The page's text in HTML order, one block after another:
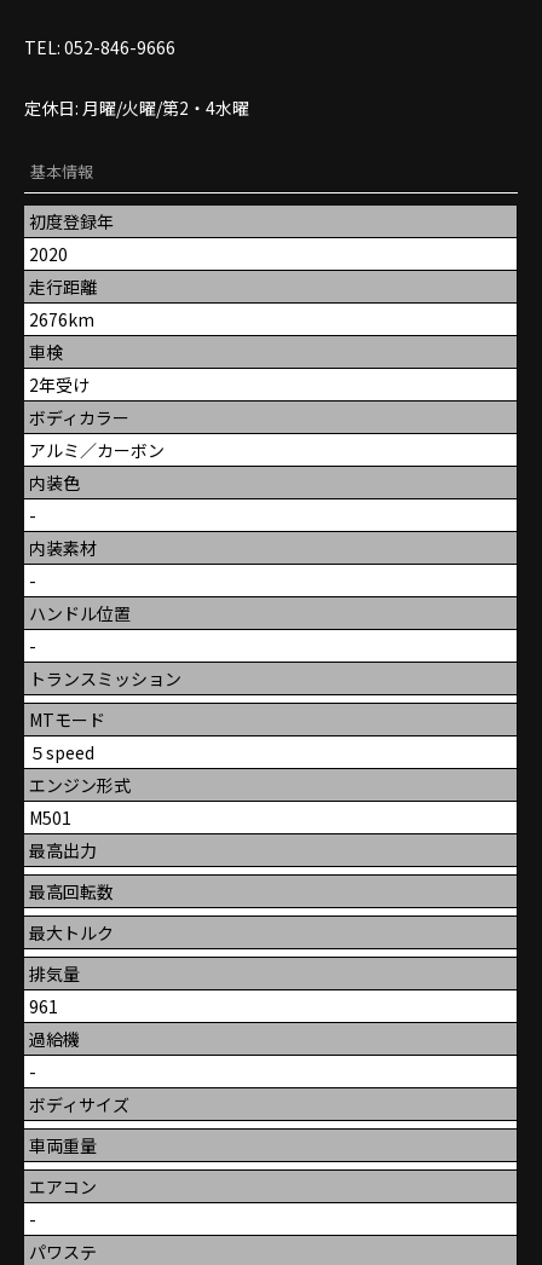
TEL: 052-846-9666
定休日: 月曜/火曜/第2・4水曜
基本情報
初度登録年
2020
走行距離
2676km
車検
2年受け
ボディカラー
アルミ／カーボン
内装色
-
内装素材
-
ハンドル位置
-
トランスミッション
MTモード
５speed
エンジン形式
M501
最高出力
最高回転数
最大トルク
排気量
961
過給機
-
ボディサイズ
車両重量
エアコン
-
パワステ